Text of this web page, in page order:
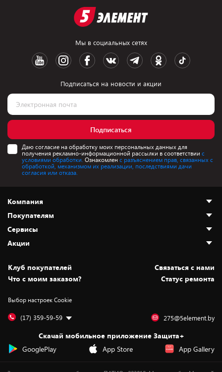
Мы в социальных сетях
Подписаться на новости и акции
Подписаться
Даю согласие на обработку моих персональных данных для
получения рекламно-информационной рассылки в соответствии с
условиями обработки. Ознакомлен с разъяснением прав, связанных с
обработкой, механизмом их реализации, последствиями дачи
согласия или отказа.
Компания
О нас
Адреса магазинов
Новости
Статьи и обзоры
Вакансии
Дай пять добру!
Покупателям
Как сделать заказ
Оплата и доставка
Безналичный расчёт
Обмен и возврат товара
Обработка персональных данных
Подарочные карты
Сервисы
Установка техники
Для игровых консолей
Для мобильных устройств
Для компьютеров
Сервисные центры
Акции
Скидки и промокоды
Белорусские товары
Бонусы
Оплата частями
Уценка
Клуб покупателей
Cвязаться с нами
Что с моим заказом?
Статус ремонта
Выбор настроек Cookie
(17) 359-59-59 275@5element.by
Скачай мобильное приложение Защита+
GooglePlay
App Store App Gallery